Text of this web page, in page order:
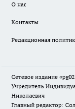
О нас
Контакты
Редакционная
Сетевое издание
Учредитель
Николаевич
Главный редактор: